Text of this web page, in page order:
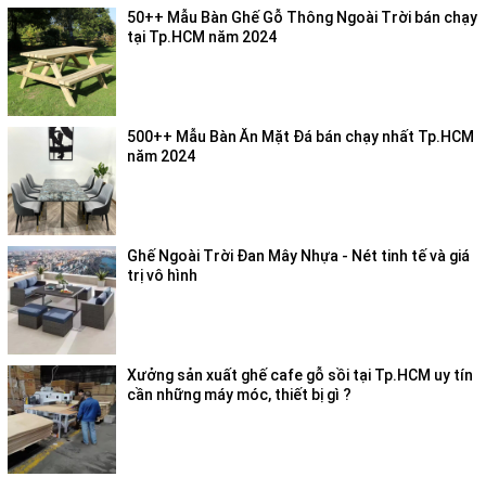
50++ Mẫu Bàn Ghế Gỗ Thông Ngoài Trời bán chạy
tại Tp.HCM năm 2024
500++ Mẫu Bàn Ăn Mặt Đá bán chạy nhất Tp.HCM
năm 2024
Ghế Ngoài Trời Đan Mây Nhựa - Nét tinh tế và giá
trị vô hình
Xưởng sản xuất ghế cafe gỗ sồi tại Tp.HCM uy tín
cần những máy móc, thiết bị gì ?